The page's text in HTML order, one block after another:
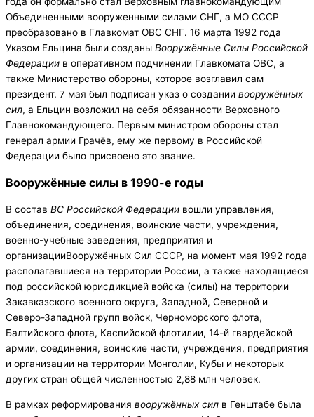
Объединенными вооруженными силами СНГ, а МО СССР
преобразовано в Главкомат ОВС СНГ. 16 марта 1992 года
Указом Ельцина были созданы Вооружённые Силы Российской
Федерации в оперативном подчинении Главкомата ОВС, а
также Министерство обороны, которое возглавил сам
президент. 7 мая был подписан указ о создании вооружённых
сил, а Ельцин возложил на себя обязанности Верховного
Главнокомандующего. Первым министром обороны стал
генерал армии Грачёв, ему же первому в Российской
Федерации было присвоено это звание.
Вооружённые силы в 1990-е годы
В состав ВС Российской Федерации вошли управления,
объединения, соединения, воинские части, учреждения,
военно-учебные заведения, предприятия и
организацииВооружённых Сил СССР, на момент мая 1992 года
располагавшиеся на территории России, а также находящиеся
под российской юрисдикцией войска (силы) на территории
Закавказского военного округа, Западной, Северной и
Северо-Западной групп войск, Черноморского флота,
Балтийского флота, Каспийской флотилии, 14-й гвардейской
армии, соединения, воинские части, учреждения, предприятия
и организации на территории Монголии, Кубы и некоторых
других стран общей численностью 2,88 млн человек.
В рамках реформирования вооружённых сил в Генштабе была